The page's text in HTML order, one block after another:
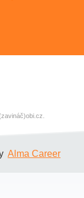
Alma Career